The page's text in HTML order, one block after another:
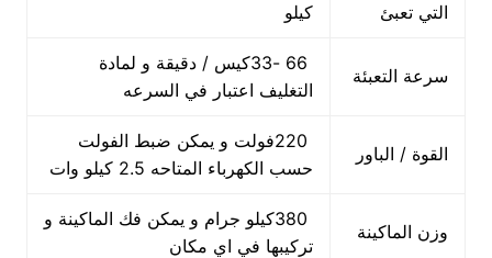
التي تعبئ
كيلو
سرعة التعبئة
66 -33كيس / دقيقة و لمادة
التغليف اعتبار في السرعه
القوة / الباور
220فولت و يمكن ضبط الفولت
حسب الكهرباء المتاحه 2.5 كيلو وات
وزن الماكينة
380كيلو جرام و يمكن فك الماكينة و
تركيبها في اي مكان